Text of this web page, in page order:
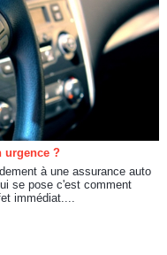
urgence ?
à une assurance auto
se pose c'est comment
immédiat....